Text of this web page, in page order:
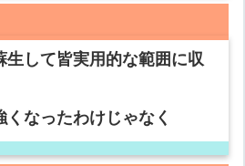
生して皆実用的な範囲に収
なったわけじゃなく